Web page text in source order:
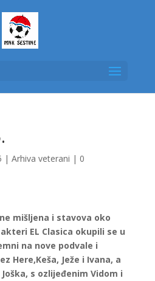
| Arhiva veterani | 0
mišljena i stavova oko
EL Clasica okupili se u
na nove podvale i
Here,Keša, Ježe i Ivana, a
s ozlijeđenim Vidom i